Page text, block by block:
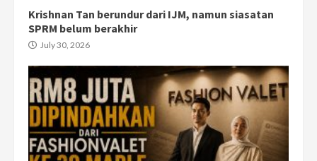
Krishnan Tan berundur dari IJM, namun siasatan
SPRM belum berakhir
July 30, 2026